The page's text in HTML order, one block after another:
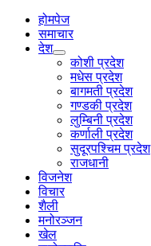
होमपेज
समाचार
देश
कोशी प्रदेश
मधेस प्रदेश
बागमती प्रदेश
गण्डकी प्रदेश
लुम्बिनी प्रदेश
कर्णाली प्रदेश
सुदूरपश्चिम प्रदेश
राजधानी
विजनेश
विचार
शैली
मनोरञ्जन
खेल